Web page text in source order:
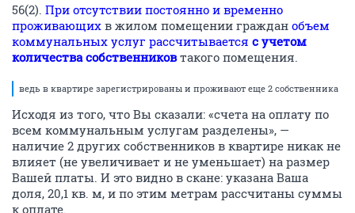
56(2). При отсутствии постоянно и временно
проживающих в жилом помещении граждан объем
коммунальных услуг рассчитывается с учетом
количества собственниковтакого помещения.
ведь в квартире зарегистрированы и проживают еще 2 собственника
Исходя из того, что Вы сказали: «счета на оплату по
всем коммунальным услугам разделены», —
наличие 2 других собственников в квартире никак не
влияет (не увеличивает и не уменьшает) на размер
Вашей платы. И это видно в скане: указана Ваша
доля, 20,1 кв. м, и по этим метрам рассчитаны суммы
к оплате.